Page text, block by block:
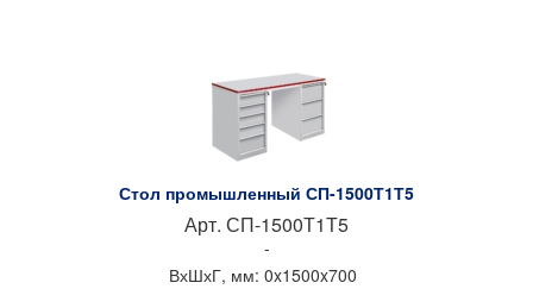
Стол промышленный СП-1500Т1Т5
Арт. СП-1500Т1Т5
-
ВхШхГ, мм: 0x1500x700